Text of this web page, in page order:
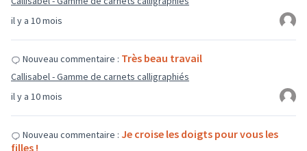
il y a 10 mois
il y a 10 mois
Nouveau commentaire : Très beau travail
Callisabel - Gamme de carnets calligraphiés
Nouveau commentaire : Je croise les doigts pour vous les
filles !